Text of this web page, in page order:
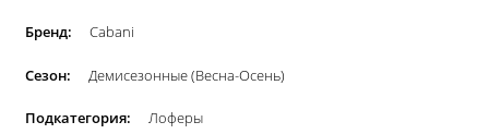
Бренд: Cabani
Сезон: Демисезонные (Весна-Осень)
Подкатегория: Лоферы